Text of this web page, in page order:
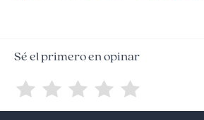
Sé el primero en opinar